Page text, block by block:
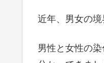
近年、男女の境
男性と女性の